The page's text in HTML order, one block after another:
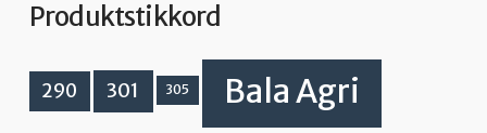
Produktstikkord
290 301 305 Bala Agri